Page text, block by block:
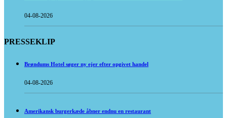
04-08-2026
PRESSEKLIP
Brøndums Hotel søger ny ejer efter opgivet handel
04-08-2026
Amerikansk burgerkæde åbner endnu en restaurant